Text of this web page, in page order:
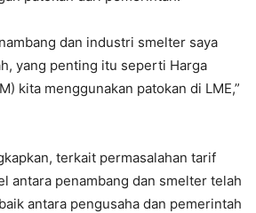
dan industri smelter saya
yang penting itu seperti Harga
kita menggunakan patokan di LME,”
terkait permasalahan tarif
antara penambang dan smelter telah
antara pengusaha dan pemerintah